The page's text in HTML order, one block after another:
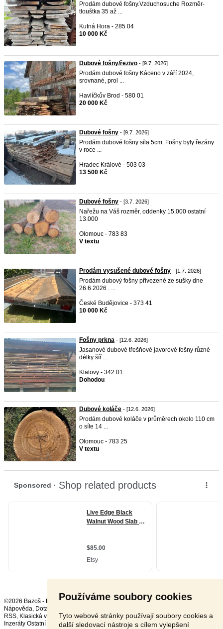
Používáme soubory cookies
Tyto webové stránky používají soubory cookies a
další sledovací nástroje s cílem vylepšení
Prodám dubové fošny.Vzduchosuche Rozměr-
tlouštka 35 až ...
Kutná Hora - 285 04
10 000 Kč
Dubové fošny/řezivo - [9.7. 2026]
Prodám dubové fošny Káceno v září 2024,
srovnané, prol ...
Havlíčkův Brod - 580 01
20 000 Kč
Dubové fošny - [9.7. 2026]
Prodám dubové fošny síla 5cm. Fošny byly řezány
v roce ...
Hradec Králové - 503 03
13 500 Kč
Dubové fošny - [3.7. 2026]
Nařežu na Váš rozměr, oddenky 15.000 ostatní
13.000
Olomouc - 783 83
V textu
Prodám vysušené dubové fošny - [1.7. 2026]
Prodám dubový fošny přivezené ze sušky dne
26.6.2026 . ...
České Budějovice - 373 41
10 000 Kč
Fošny prkna - [12.6. 2026]
Jasanové dubové třešňové javorové fošny různé
délky šíř ...
Klatovy - 342 01
Dohodou
Dubové koláče - [12.6. 2026]
Prodám dubové koláče v průměrech okolo 110 cm
o síle 14 ...
Olomouc - 783 25
V textu
©2026 Bazoš -
Inzerce, Bazar
Nápověda, Dotazy
RSS,
Inzeráty Ostatní celkem:149300, za 24 hodin:3436